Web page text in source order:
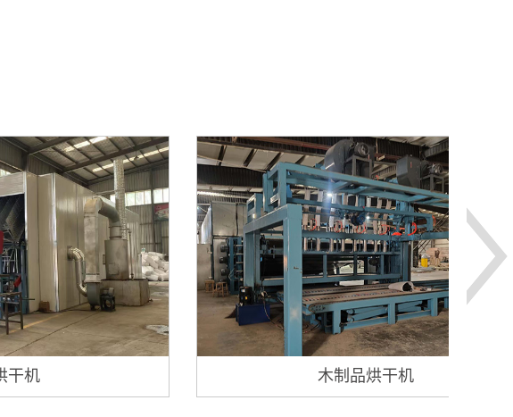
木制品烘干机